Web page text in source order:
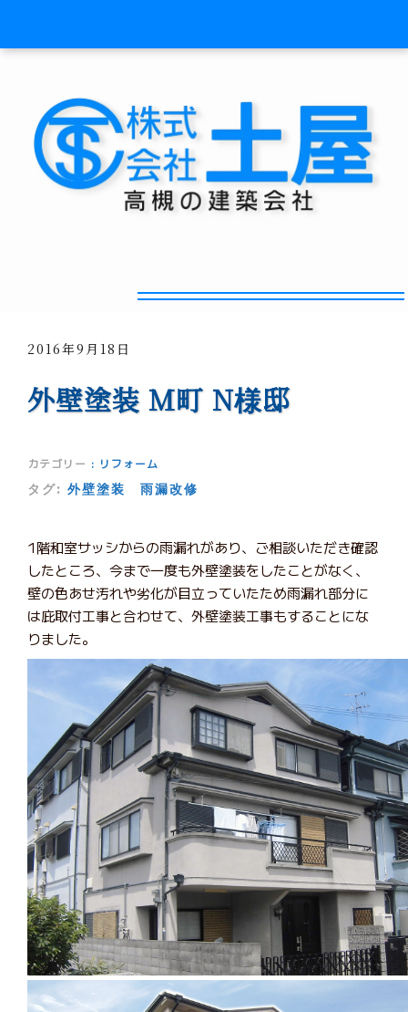
2016年9月18日
外壁塗装 M町 N様邸
カテゴリー : リフォーム
タグ: 外壁塗装 雨漏改修
1階和室サッシからの雨漏れがあり、ご相談いただき確認
したところ、今まで一度も外壁塗装をしたことがなく、
壁の色あせ汚れや劣化が目立っていたため雨漏れ部分に
は庇取付工事と合わせて、外壁塗装工事もすることにな
りました。